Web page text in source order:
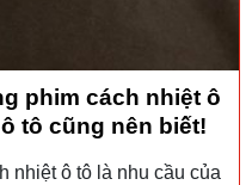
phim cách nhiệt ô
tô cũng nên biết!
nhiệt ô tô là nhu cầu của